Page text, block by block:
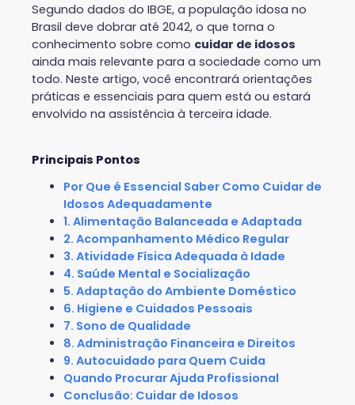
Segundo dados do IBGE, a população idosa no
Brasil deve dobrar até 2042, o que torna o
conhecimento sobre como cuidar de idosos
ainda mais relevante para a sociedade como um
todo. Neste artigo, você encontrará orientações
práticas e essenciais para quem está ou estará
envolvido na assistência à terceira idade.
Principais Pontos
Por Que é Essencial Saber Como Cuidar de
Idosos Adequadamente
1. Alimentação Balanceada e Adaptada
2. Acompanhamento Médico Regular
3. Atividade Física Adequada à Idade
4. Saúde Mental e Socialização
5. Adaptação do Ambiente Doméstico
6. Higiene e Cuidados Pessoais
7. Sono de Qualidade
8. Administração Financeira e Direitos
9. Autocuidado para Quem Cuida
Quando Procurar Ajuda Profissional
Conclusão: Cuidar de Idosos